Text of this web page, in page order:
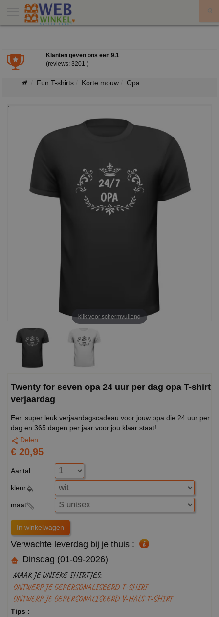
Klanten geven ons een 9.1
(reviews: 3201 )
Fun T-shirts Korte mouw Opa
klik voor schermvullend
Twenty for seven opa 24 uur per dag opa T-shirt
verjaardag
Een super leuk verjaardagscadeau voor jouw opa die 24 uur per
dag en 365 dagen per jaar voor jou klaar staat!
Delen
€ 20,95
Aantal :
kleur :
maat :
Verwachte leverdag bij je thuis :
Dinsdag (01-09-2026)
MAAK JE UNIEKE SHIRTJES:
ONTWERP JE GEPERSONALISEERD T-SHIRT
ONTWERP JE GEPERSONALISEERD V-HALS T-SHIRT
Tips :